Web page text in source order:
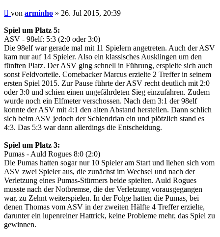
Beitrag
von arminho » 26. Jul 2015, 20:39
Spiel um Platz 5:
ASV - 98elf: 5:3 (2:0 oder 3:0)
Die 98elf war gerade mal mit 11 Spielern angetreten. Auch der ASV
kam nur auf 14 Spieler. Also ein klassisches Ausklingen um den
fünften Platz. Der ASV ging schnell in Führung, erspielte sich auch
sonst Feldvorteile. Comebacker Marcus erzielte 2 Treffer in seinem
ersten Spiel 2015. Zur Pause führte der ASV recht deutlich mit 2:0
oder 3:0 und schien einen ungefährdeten Sieg einzufahren. Zudem
wurde noch ein Elfmeter verschossen. Nach dem 3:1 der 98elf
konnte der ASV mit 4:1 den alten Abstand herstellen. Dann schlich
sich beim ASV jedoch der Schlendrian ein und plötzlich stand es
4:3. Das 5:3 war dann allerdings die Entscheidung.
Spiel um Platz 3:
Pumas - Auld Rogues 8:0 (2:0)
Die Pumas hatten sogar nur 10 Spieler am Start und liehen sich vom
ASV zwei Spieler aus, die zunächst im Wechsel und nach der
Verletzung eines Pumas-Stürmers beide spielten. Auld Rogues
musste nach der Notbremse, die der Verletzung vorausgegangen
war, zu Zehnt weiterspielen. In der Folge hatten die Pumas, bei
denen Thomas vom ASV in der zweiten Hälfte 4 Treffer erzielte,
darunter ein lupenreiner Hattrick, keine Probleme mehr, das Spiel zu
gewinnen.